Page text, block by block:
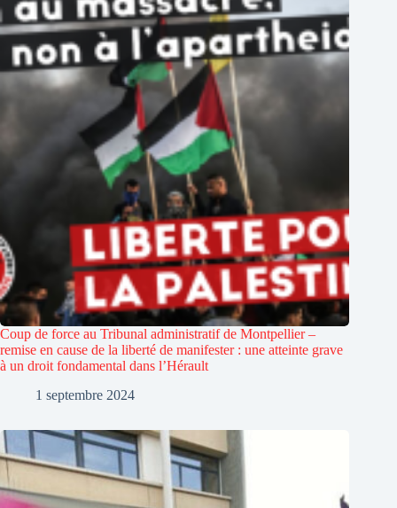
Coup de force au Tribunal administratif de Montpellier –
remise en cause de la liberté de manifester : une atteinte grave
à un droit fondamental dans l’Hérault
1 septembre 2024